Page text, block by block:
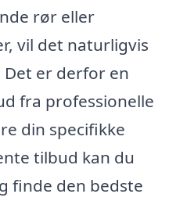
rør eller
vil det naturligvis
Det er derfor en
fra professionelle
din specifikke
tilbud kan du
finde den bedste